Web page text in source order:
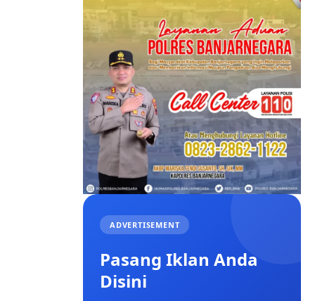
ADVERTISEMENT
Pasang Iklan Anda
Disini